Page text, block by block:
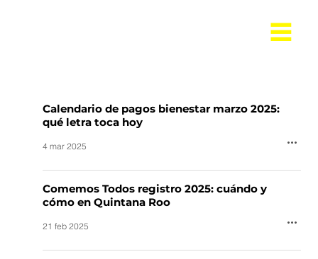
Calendario de pagos bienestar marzo 2025:
qué letra toca hoy
4 mar 2025
Comemos Todos registro 2025: cuándo y
cómo en Quintana Roo
21 feb 2025